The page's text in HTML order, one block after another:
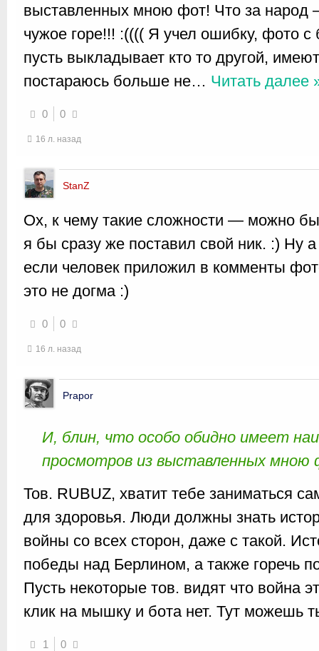
выставленных мною фот! Что за народ
чужое горе!!! :(((( Я учел ошибку, фото с
пусть выкладывает кто то другой,
постараюсь больше не… Читать далее
0 0
16 л. назад
StanZ
Ох, к чему такие сложности — можно
я бы сразу же поставил свой ник. :) Ну
если человек приложил в комменты
это не догма :)
0 0
16 л. назад
Prapor
И, блин, что особо обидно имеет
просмотров из выставленных
Тов. RUBUZ, хватит тебе заниматься
для здоровья. Люди должны знать
войны со всех сторон, даже с такой.
победы над Берлином, а также горечь
Пусть некоторые тов. видят что война
клик на мышку и бота нет. Тут можешь
1 0